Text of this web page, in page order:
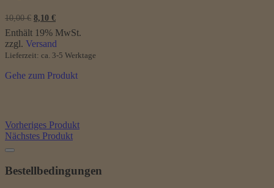
10,00€ Ursprünglicher
war:
10,00 €
8,10 €Aktueller
ist:
8,10 €.
Enthält 19% MwSt.
zzgl. Versand
Lieferzeit: ca. 3-5 Werktage
Gehe zum Produkt
Vorheriges Produkt
Nächstes Produkt
Bestellbedingungen